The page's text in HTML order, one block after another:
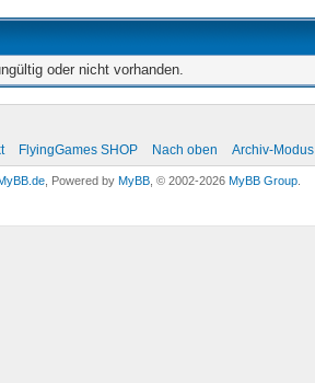
oder nicht vorhanden.
FlyingGames SHOP Nach oben Archiv-Modus
, Powered byMyBB , © 2002-2026MyBB Group